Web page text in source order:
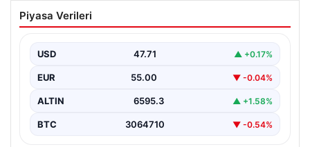
Trabzonspor’da Mohamed Salah ilk kez
topbaşı yaptı!
Çalışmasına Katıldı", "content": "Trabzonspor, yeni
sezon…
Piyasa Verileri
USD 47.71 ▲ +0.17%
EUR 55.00 ▼ -0.04%
ALTIN 6595.3 ▲ +1.58%
BTC 3064710 ▼ -0.54%